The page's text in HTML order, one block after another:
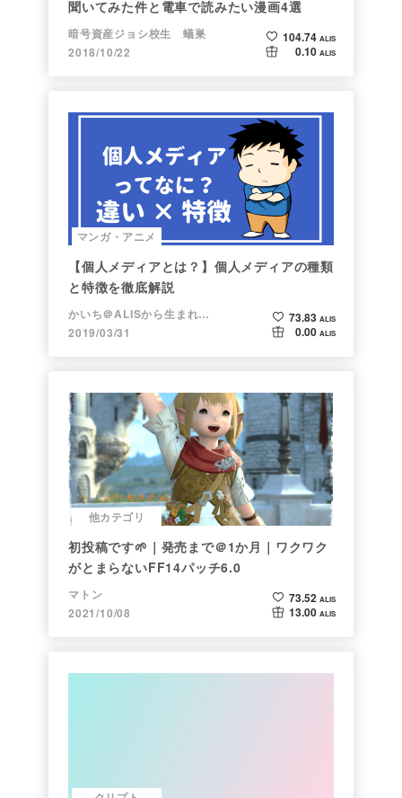
聞いてみた件と電車で読みたい漫画4選
暗号資産ジョシ校生 蟻巣
2018/10/22
104.74 ALIS
0.10 ALIS
マンガ・アニメ
【個人メディアとは？】個人メディアの種類
と特徴を徹底解説
かいち＠ALISから生まれた漫画家
2019/03/31
73.83 ALIS
0.00 ALIS
他カテゴリ
初投稿です🌱｜発売まで＠1か月｜ワクワク
がとまらないFF14パッチ6.0
マトン
2021/10/08
73.52 ALIS
13.00 ALIS